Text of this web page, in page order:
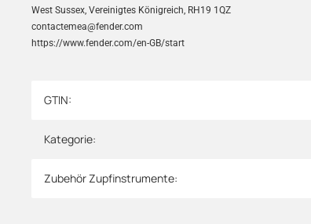
West Sussex, Vereinigtes Königreich, RH19 1QZ
contactemea@fender.com
https://www.fender.com/en-GB/start
Produkteigenschaft
Wert
GTIN:
Kategorie:
Zubehör Zupfinstrumente: